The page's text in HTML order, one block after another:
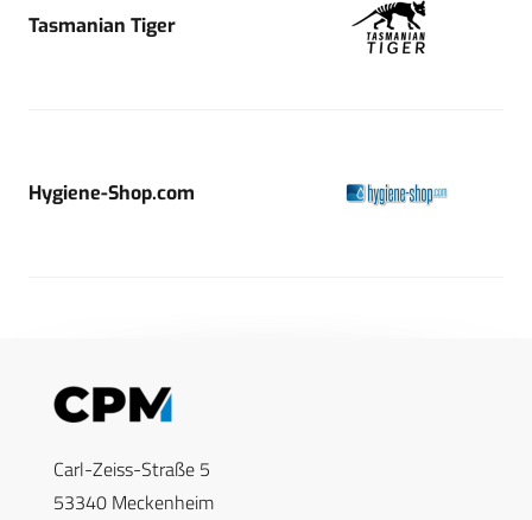
Tasmanian Tiger
Hygiene-Shop.com
Carl-Zeiss-Straße 5
53340 Meckenheim